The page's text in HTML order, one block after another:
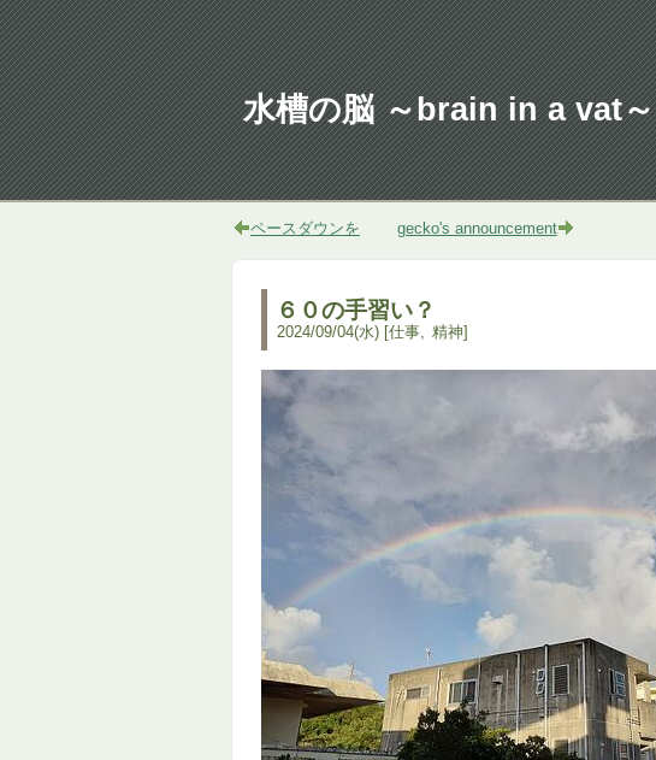
水槽の脳 ～brain in a vat～
ペースダウンを gecko's announcement
６０の手習い？
2024/09/04(水) 仕事 精神